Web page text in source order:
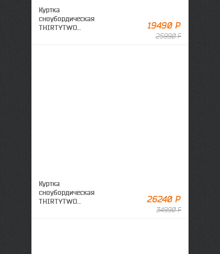
Куртка
сноубордическая
THIRTYTWO
25990 Р
19490 Р
Куртка
сноубордическая
THIRTYTWO
34990 Р
26240 Р